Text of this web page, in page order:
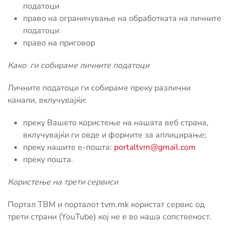
податоци
право на ограничување на обработката на личните
податоци
право на приговор
Како ги собираме личните податоци
Личните податоци ги собираме преку различни
канали, вклучувајќи:
преку Вашето користење на нашата веб страна,
вклучувајќи ги овде и формите за аплицирање;
преку нашите e-пошта: portaltvm@gmail.com
преку пошта.
Користење на трети сервиси
Портал ТВМ и порталот tvm.mk користат сервис од
трети страни (YouTube) кој не е во наша сопственост.